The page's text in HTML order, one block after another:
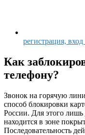
регистрация,
Как
телефону?
Звонок на горячую
способ блокировки
России. Для этого лишь
находится в зоне
Последовательность